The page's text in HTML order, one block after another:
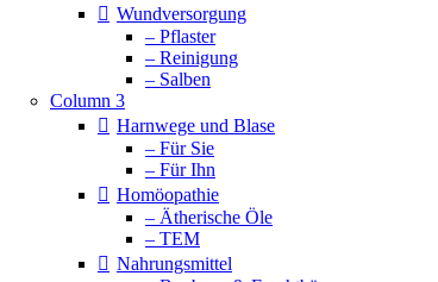
Wundversorgung
– Pflaster
– Reinigung
– Salben
Column 3
Harnwege und Blase
– Für Sie
– Für Ihn
Homöopathie
– Ätherische Öle
– TEM
Nahrungsmittel